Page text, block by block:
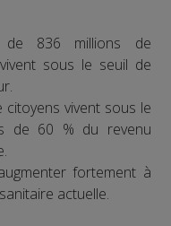
de 836 millions de
sous le seuil de
citoyens vivent sous le
de 60 % du revenu
fortement à
actuelle.